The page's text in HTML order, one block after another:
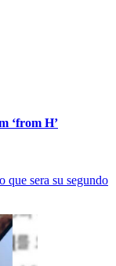
‘from H’
que sera su segundo